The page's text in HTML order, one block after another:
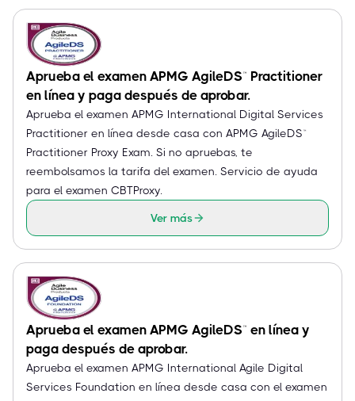
Aprueba el examen APMG AgileDS™ Practitioner
en línea y paga después de aprobar.
Aprueba el examen APMG International Digital Services
Practitioner en línea desde casa con APMG AgileDS™
Practitioner Proxy Exam. Si no apruebas, te
reembolsamos la tarifa del examen. Servicio de ayuda
para el examen CBTProxy.
Ver más
Aprueba el examen APMG AgileDS™ en línea y
paga después de aprobar.
Aprueba el examen APMG International Agile Digital
Services Foundation en línea desde casa con el examen